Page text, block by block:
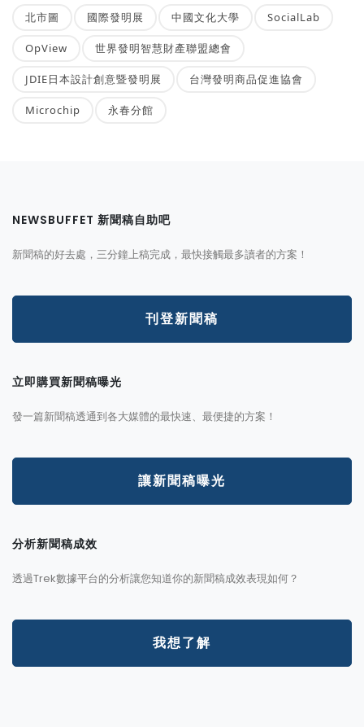
北市圖 國際發明展 中國文化大學 SocialLab
OpView 世界發明智慧財產聯盟總會
JDIE日本設計創意暨發明展 台灣發明商品促進協會
Microchip 永春分館
NEWSBUFFET 新聞稿自助吧
新聞稿的好去處，三分鐘上稿完成，最快接觸最多讀者的方案！
刊登新聞稿
立即購買新聞稿曝光
發一篇新聞稿透通到各大媒體的最快速、最便捷的方案！
讓新聞稿曝光
分析新聞稿成效
透過Trek數據平台的分析讓您知道你的新聞稿成效表現如何？
我想了解